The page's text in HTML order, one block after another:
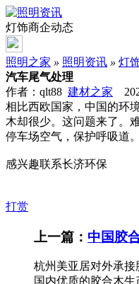
灯饰商企动态
照明之家 » 照明资讯 » 灯
汽车尾气处理
作者：qlt88 建材之家
相比西欧国家，中国的环
木却很少。这问题来了。
停车场空气，保护呼吸道。
感兴趣联系长济环保
打赏
上一篇： 中国胶
杭州美亚居对外承
国内优质的胶合木